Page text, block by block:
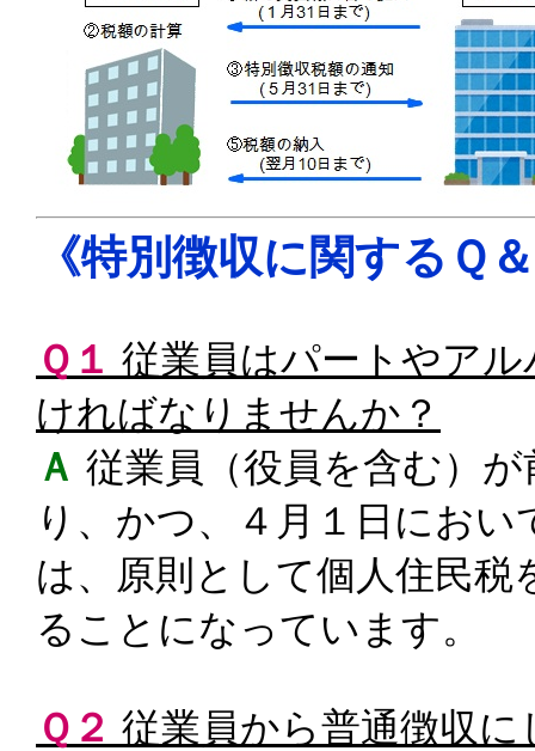
《特別徴収に関するＱ
Ｑ１ 従業員はパートやア
ければなりませんか？
Ａ 従業員（役員を含む）
り、かつ、４月１日にお
は、原則として個人住民
ることになっています。
Ｑ２ 従業員から普通徴収